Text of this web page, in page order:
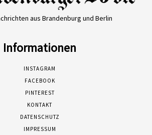
aus Brandenburg und Berlin
Informationen
INSTAGRAM
FACEBOOK
PINTEREST
KONTAKT
DATENSCHUTZ
IMPRESSUM